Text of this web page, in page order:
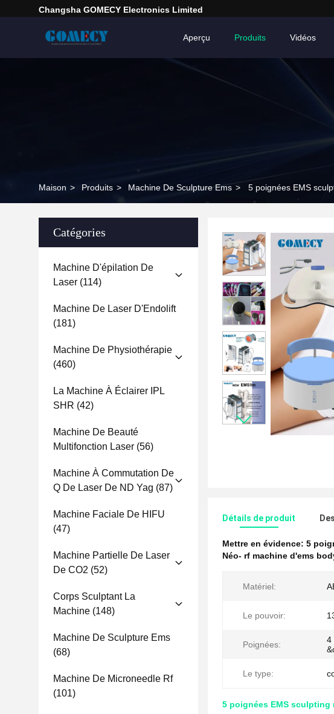
Changsha GOMECY Electronics Limited
Aperçu Produits Vidéos
Maison > Produits > Machine De Sculpture Ems > 5 poignées EMS
Catégories
Machine D'épilation De
Laser (114)
Machine De Laser D'Endolift
(181)
Machine De Physiothérapie
(460)
La Machine À Éclairer IPL
SHR (42)
Machine De Beauté
Multifonction Laser (56)
Machine À Commutation De
Q De Laser De ND Yag (87)
Machine Faciale De HIFU
(47)
Machine Partielle De Laser
De CO2 (52)
Corps Sculptant La
Machine (148)
Machine De Sculpture Ems
(68)
Machine De Microneedle Rf
(101)
Détails de produit
Mettre en évidence: 5
Néo- rf machine d'ems
Matériel:
Le pouvoir:
Poignées:
4
Le type:
5 poignées EMS sculpting